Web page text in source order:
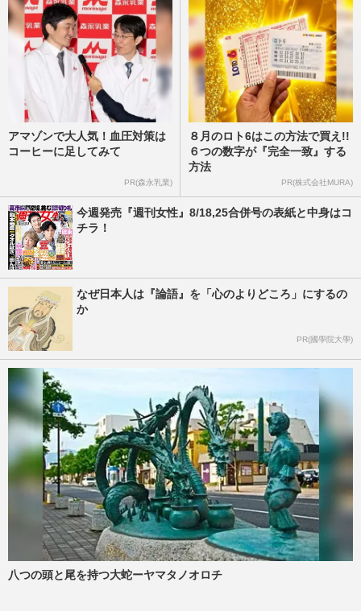
アマゾンで大人気！血圧対策は
コーヒーに足してみて
PR(森永乳業)
８月のロト6はこの方法で買え!!
６つの数字が『完全一致』する
方法
PR(株式会社MURA)
今週発売『週刊女性』8/18,25合併号の表紙と中身はコ
チラ！
なぜ日本人は『論語』を「心のよりどころ」にするの
か
PR(國學院大學)
八つの頭と尾を持つ大蛇ーヤマタノオロチ